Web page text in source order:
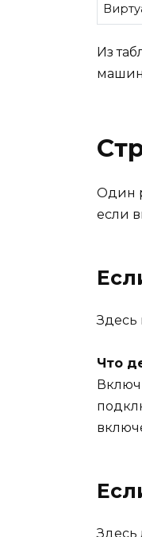
Из
Один
если
Здесь
Что
Здесь